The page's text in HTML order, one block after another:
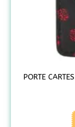
PORTE